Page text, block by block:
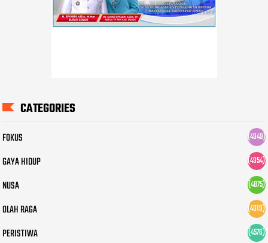
CATEGORIES
FOKUS (4949)
GAYA HIDUP (4954)
NUSA (4875)
OLAH RAGA (4019)
PERISTIWA (4576)